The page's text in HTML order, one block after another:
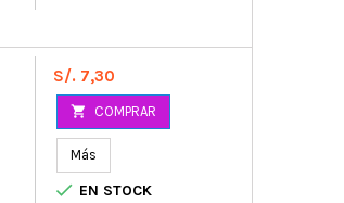
Precio
S/. 7,30
 COMPRAR
Más
 EN STOCK